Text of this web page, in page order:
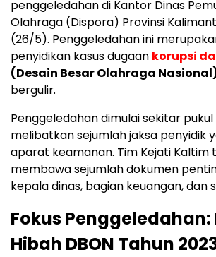
penggeledahan di Kantor Dinas
Olahraga (Dispora) Provinsi
(26/5). Penggeledahan ini
penyidikan kasus dugaan korupsi
(Desain Besar Olahraga
bergulir.
Penggeledahan dimulai sekitar pukul
melibatkan sejumlah jaksa penyidik
aparat keamanan. Tim Kejati Kaltim
membawa sejumlah dokumen
kepala dinas, bagian keuangan, dan
Fokus Penggeledahan:
Hibah DBON Tahun